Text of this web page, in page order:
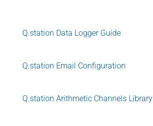
Q.station Data Logger Guide
Q.station Email Configuration
Q.station Arithmetic Channels Library